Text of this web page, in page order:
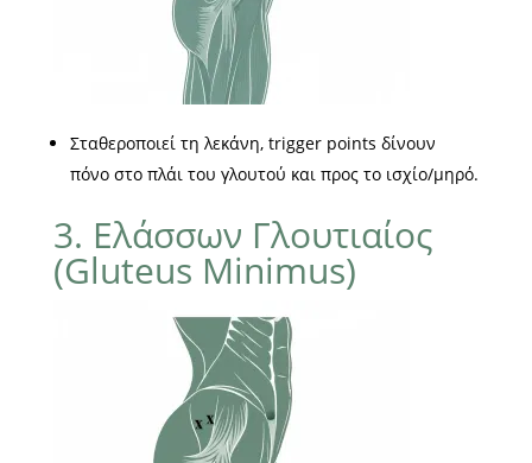
Σταθεροποιεί τη λεκάνη, trigger points δίνουν
πόνο στο πλάι του γλουτού και προς το ισχίο/μηρό.
3. Ελάσσων Γλουτιαίος
(Gluteus Minimus)